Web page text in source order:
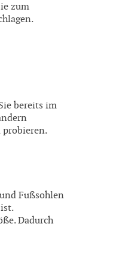
zum
bereits im
probieren.
Fußsohlen
Dadurch